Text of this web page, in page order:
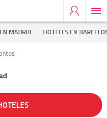
MADRID HOTELES EN